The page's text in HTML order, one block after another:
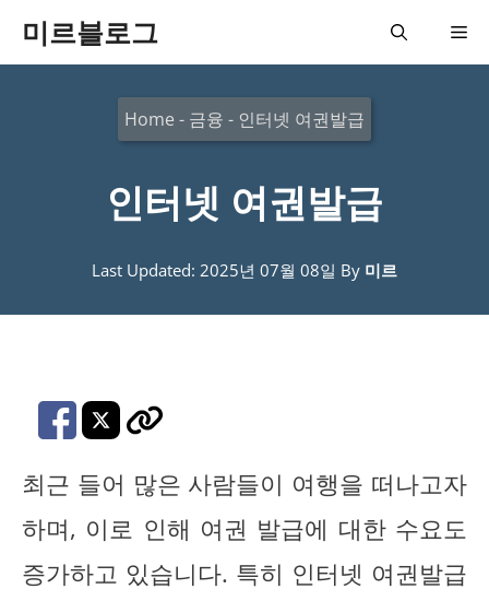
미르블로그 메
Home - 금융 - 인터넷 여권발급
인터넷 여권발급
Last Updated: 2025년 07월 08일 By 미르
최근 들어 많은 사람들이 여행을 떠나고자
하며, 이로 인해 여권 발급에 대한 수요도
증가하고 있습니다. 특히 인터넷 여권발급